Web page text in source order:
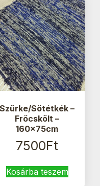
Szürke/Sötétkék –
Fröcskölt –
160x75cm
7500Ft
Kosárba teszem